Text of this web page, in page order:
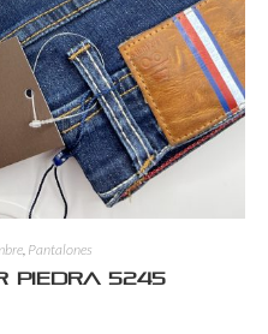
, Pantalones
Piedra 5245